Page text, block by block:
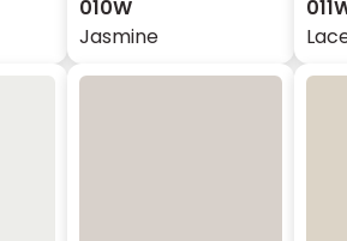
010W
Jasmine